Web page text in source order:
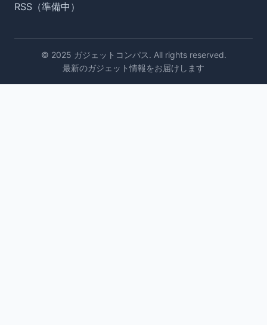
RSS（準備中）
© 2025 ガジェットコンパス. All rights reserved.
最新のガジェット情報をお届けします